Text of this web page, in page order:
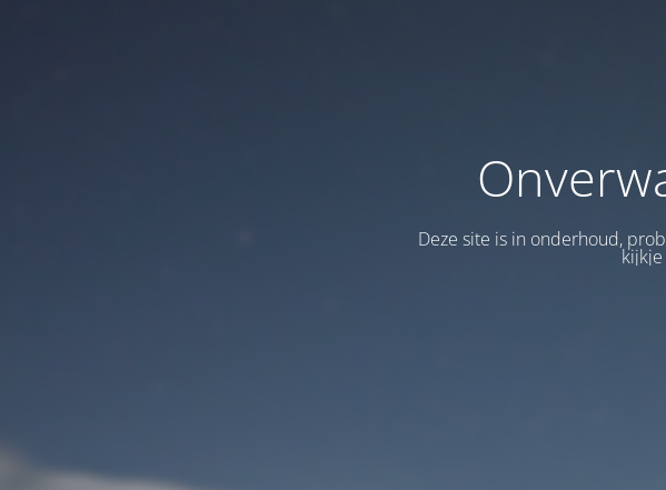
Deze site is in onderhoud,